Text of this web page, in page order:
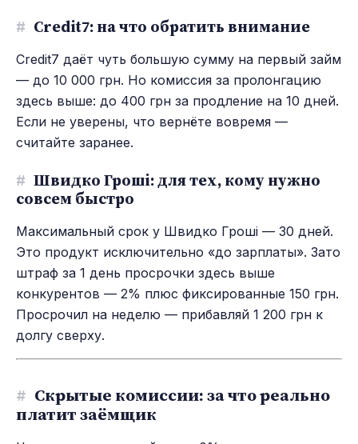
# Credit7: на что обратить внимание
Credit7 даёт чуть большую сумму на первый займ
— до 10 000 грн. Но комиссия за пролонгацию
здесь выше: до 400 грн за продление на 10 дней.
Если не уверены, что вернёте вовремя —
считайте заранее.
# Швидко Гроші: для тех, кому нужно
совсем быстро
Максимальный срок у Швидко Гроші — 30 дней.
Это продукт исключительно «до зарплаты». Зато
штраф за 1 день просрочки здесь выше
конкурентов — 2% плюс фиксированные 150 грн.
Просрочил на неделю — прибавляй 1 200 грн к
долгу сверху.
# Скрытые комиссии: за что реально
платит заёмщик